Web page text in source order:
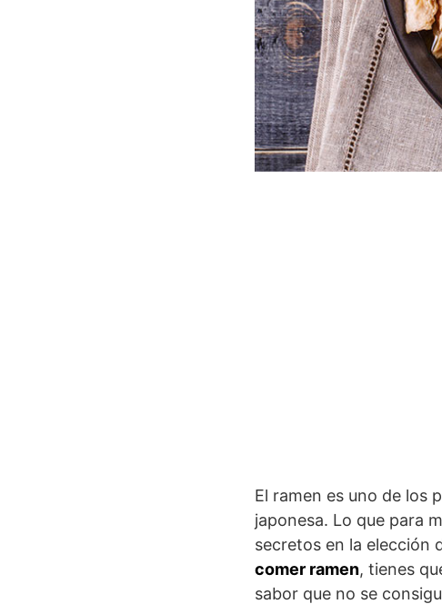
El ramen es uno de los
japonesa. Lo que para
secretos en la elección
comer ramen, tienes
sabor que no se